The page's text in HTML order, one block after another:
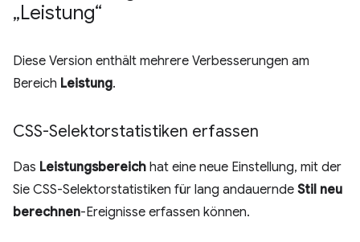
„Leistung“
Diese Version enthält mehrere Verbesserungen am
Bereich Leistung.
CSS-Selektorstatistiken erfassen
Das Leistungsbereich hat eine neue Einstellung, mit der
Sie CSS-Selektorstatistiken für lang andauernde Stil neu
berechnen-Ereignisse erfassen können.